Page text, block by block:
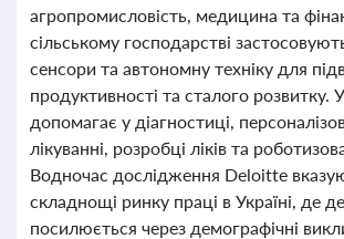
агропромисловість, медицина та
сільському господарстві
сенсори та автономну техніку для
продуктивності та сталого розвитку.
допомагає у діагностиці,
лікуванні, розробці ліків та
Водночас дослідження Deloitte
складнощі ринку праці в Україні, де
посилюється через демографічні